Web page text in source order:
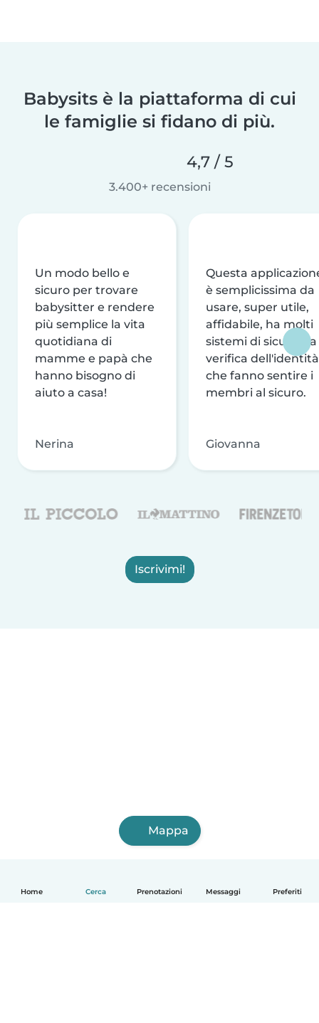
Home Cerca Prenotazioni Messaggi Preferiti
Babysits è la piattaforma di cui
le famiglie si fidano di più.
4,7 / 5
3.400+ recensioni
Un modo bello e
sicuro per trovare
babysitter e rendere
più semplice la vita
quotidiana di
mamme e papà che
hanno bisogno di
aiuto a casa!
Nerina
Questa
è semplicissima da
usare, super utile,
affidabile, ha molti
sistemi di sicurezza
verifica dell'identità
che fanno sentire i
membri al sicuro.
Giovanna
Iscrivimi!
Mappa